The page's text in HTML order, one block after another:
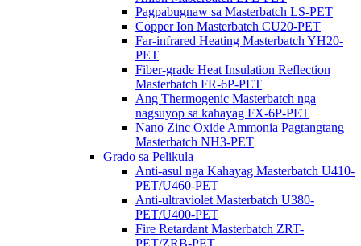
Pagpabugnaw sa Masterbatch LS-PET
Copper Ion Masterbatch CU20-PET
Far-infrared Heating Masterbatch YH20-
PET
Fiber-grade Heat Insulation Reflection
Masterbatch FR-6P-PET
Ang Thermogenic Masterbatch nga
nagsuyop sa kahayag FX-6P-PET
Nano Zinc Oxide Ammonia Pagtangtang
Masterbatch NH3-PET
Grado sa Pelikula
Anti-asul nga Kahayag Masterbatch U410-
PET/U460-PET
Anti-ultraviolet Masterbatch U380-
PET/U400-PET
Fire Retardant Masterbatch ZRT-
PET/ZRB-PET